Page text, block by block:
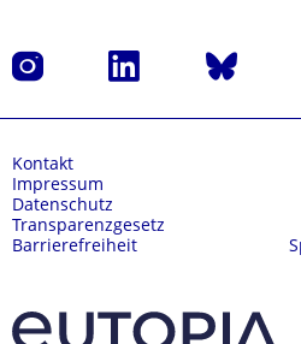
Instagram LinkedIn Bluesky
Kontakt
Impressum
Datenschutz
Transparenzgesetz
Barrierefreiheit